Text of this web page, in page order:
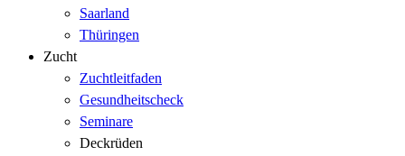
Saarland
Thüringen
Zucht
Zuchtleitfaden
Gesundheitscheck
Seminare
Deckrüden